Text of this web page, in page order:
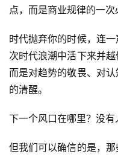
点，而是商业规律的一次
时代抛弃你的时候，连
次时代浪潮中活下来并越
而是对趋势的敬畏、对
的清醒。
下一个风口在哪里？没有
但我们可以确信的是，